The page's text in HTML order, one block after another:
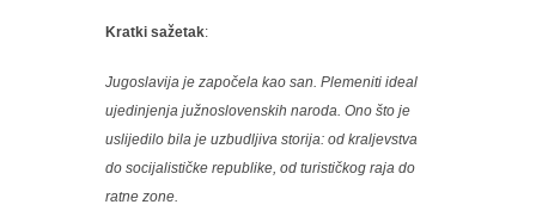
Kratki sažetak:
Jugoslavija je započela kao san. Plemeniti ideal
ujedinjenja južnoslovenskih naroda. Ono što je
uslijedilo bila je uzbudljiva storija: od kraljevstva
do socijalističke republike, od turističkog raja do
ratne zone.